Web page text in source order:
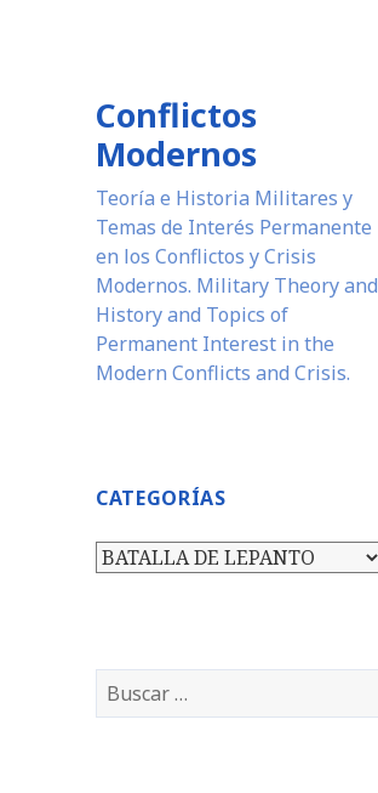
Conflictos
Modernos
Teoría e Historia Militares y
Temas de Interés Permanente
en los Conflictos y Crisis
Modernos. Military Theory and
History and Topics of
Permanent Interest in the
Modern Conflicts and Crisis.
CATEGORÍAS
Categorías
Buscar: